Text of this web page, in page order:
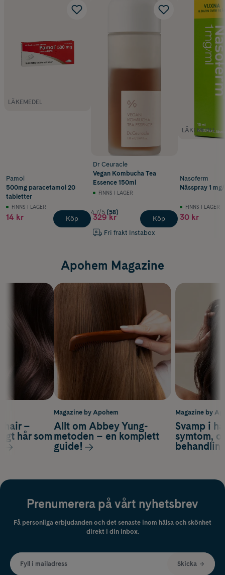
LÄKEMEDEL
Pamol
500mg paracetamol 20
tabletter
FINNS I LAGER
14 kr Köp
Dr Ceuracle
Vegan Kombucha Tea
Essence 150ml
FINNS I LAGER
4.7/5 (58)
329 kr
Fri frakt Instabox
Köp
LÄKEMEDEL
Nasoferm
Nässpray 1
FINNS I LAGER
30 kr
Apohem Magazine
Magazine by
Svamp i
symtom,
hair –
hår som
Magazine by Apohem
Allt om Abbey Yung-
metoden – en komplett
guide!
Prenumerera på vårt nyhetsbrev
Få personliga erbjudanden och det senaste inom hälsa och skönhet
direkt i din inbox.
Fyll i mailadress Skicka